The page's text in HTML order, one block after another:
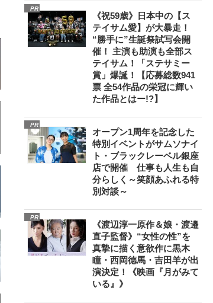
PR
《祝59歳》日本中の【ス
テイサム愛】が大暴走！
“勝手に”生誕祭試写会開
催！ 主演も助演も全部ス
テイサム！「ステサミー
賞」爆誕！【応募総数941
票 全54作品の栄冠に輝い
た作品とはー!?】
PR
オープン1周年を記念した
特別イベントがサムソナイ
ト・ブラックレーベル銀座
店で開催 仕事も人生も自
分らしく～笑顔あふれる特
別対談～
PR
《渡辺淳一原作＆娘・渡邉
直子監督》“女性の性”を
真摯に描く意欲作に黒木
瞳・西岡德馬・吉田羊が出
演決定！《映画『月がみて
いる』》